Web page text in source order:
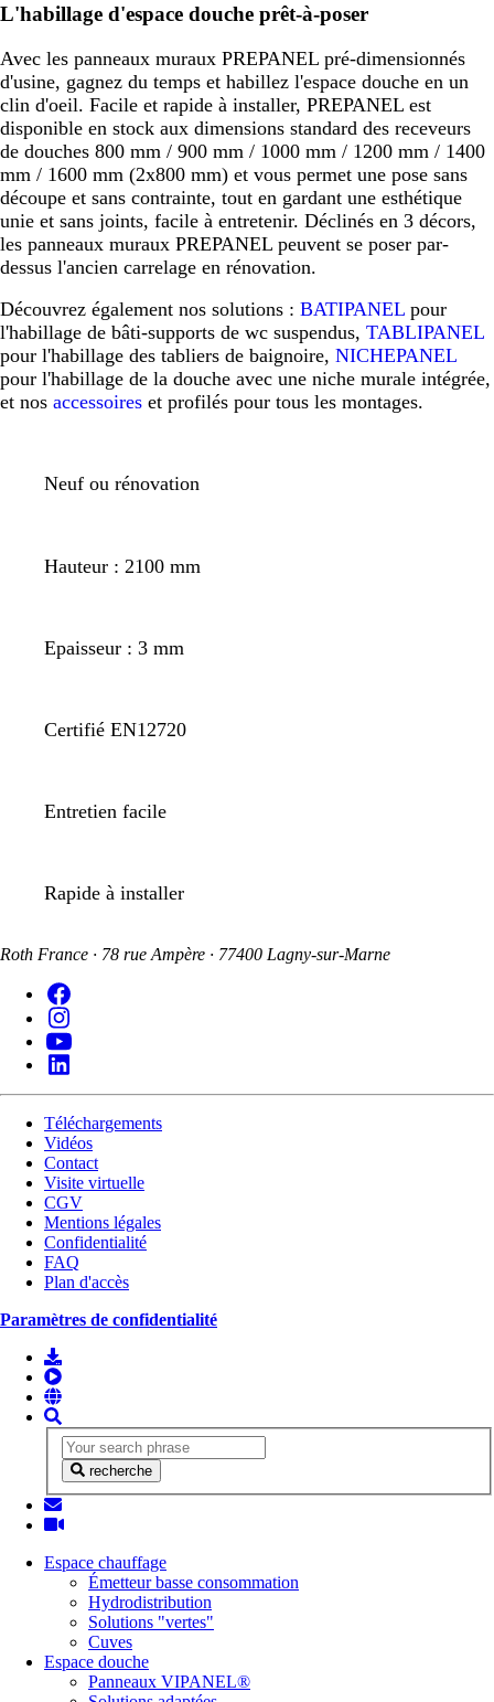
L'habillage d'espace douche prêt-à-poser
Avec les panneaux muraux PREPANEL pré-dimensionnés
d'usine, gagnez du temps et habillez l'espace douche en un
clin d'oeil. Facile et rapide à installer, PREPANEL est
disponible en stock aux dimensions standard des receveurs
de douches 800 mm / 900 mm / 1000 mm / 1200 mm / 1400
mm / 1600 mm (2x800 mm) et vous permet une pose sans
découpe et sans contrainte, tout en gardant une esthétique
unie et sans joints, facile à entretenir. Déclinés en 3 décors,
les panneaux muraux PREPANEL peuvent se poser par-
dessus l'ancien carrelage en rénovation.
Découvrez également nos solutions : BATIPANEL pour
l'habillage de bâti-supports de wc suspendus, TABLIPANEL
pour l'habillage des tabliers de baignoire, NICHEPANEL
pour l'habillage de la douche avec une niche murale intégrée,
et nos accessoires et profilés pour tous les montages.
Neuf ou rénovation
Hauteur : 2100 mm
Epaisseur : 3 mm
Certifié EN12720
Entretien facile
Rapide à installer
Roth France · 78 rue Ampère · 77400 Lagny-sur-Marne
Téléchargements
Vidéos
Contact
Visite virtuelle
CGV
Mentions légales
Confidentialité
FAQ
Plan d'accès
Paramètres de confidentialité
recherche
Espace chauffage
Émetteur basse consommation
Hydrodistribution
Solutions "vertes"
Cuves
Espace douche
Panneaux VIPANEL®